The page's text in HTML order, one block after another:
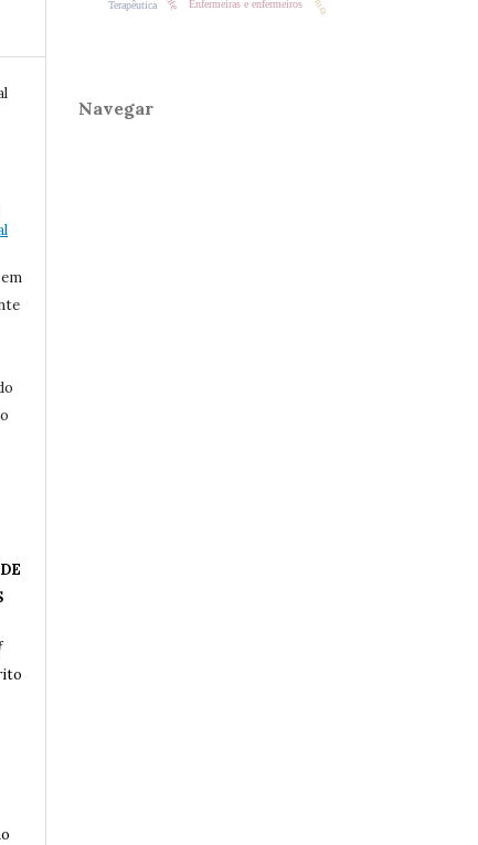
Enfermeiras e enfermeiros
Terapêutica
Navegar